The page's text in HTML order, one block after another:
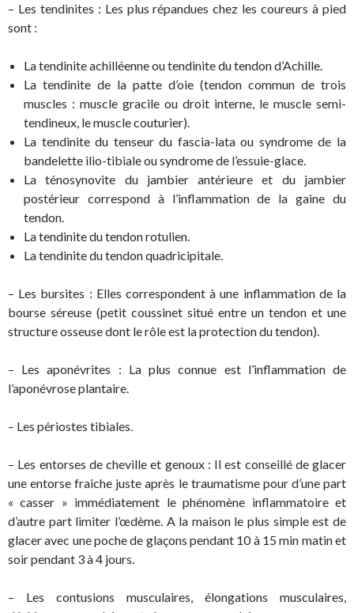
– Les tendinites : Les plus répandues chez les coureurs à pied
sont :
La tendinite achilléenne ou tendinite du tendon d’Achille.
La tendinite de la patte d’oie (tendon commun de trois
muscles : muscle gracile ou droit interne, le muscle semi-
tendineux, le muscle couturier).
La tendinite du tenseur du fascia-lata ou syndrome de la
bandelette ilio-tibiale ou syndrome de l’essuie-glace.
La ténosynovite du jambier antérieure et du jambier
postérieur correspond à l’inflammation de la gaine du
tendon.
La tendinite du tendon rotulien.
La tendinite du tendon quadricipitale.
– Les bursites : Elles correspondent à une inflammation de la
bourse séreuse (petit coussinet situé entre un tendon et une
structure osseuse dont le rôle est la protection du tendon).
– Les aponévrites : La plus connue est l’inflammation de
l’aponévrose plantaire.
– Les périostes tibiales.
– Les entorses de cheville et genoux : Il est conseillé de glacer
une entorse fraiche juste après le traumatisme pour d’une part
« casser » immédiatement le phénomène inflammatoire et
d’autre part limiter l’œdème. A la maison le plus simple est de
glacer avec une poche de glaçons pendant 10 à 15 min matin et
soir pendant 3 à 4 jours.
– Les contusions musculaires, élongations musculaires,